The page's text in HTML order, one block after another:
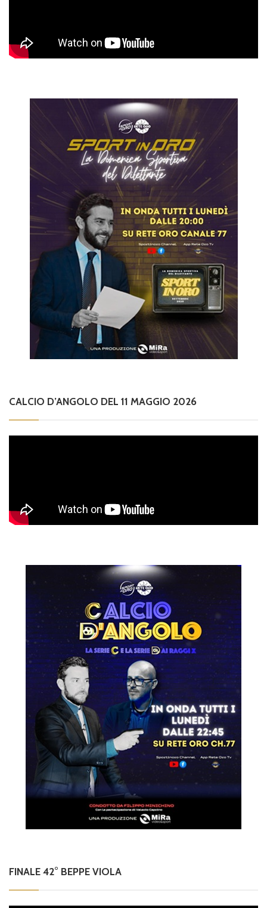
CALCIO D’ANGOLO DEL 11 MAGGIO 2026
FINALE 42° BEPPE VIOLA